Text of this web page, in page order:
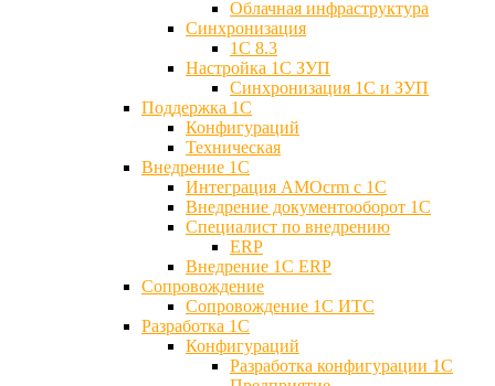
Облачная инфраструктура
Синхронизация
1С 8.3
Настройка 1С ЗУП
Синхронизация 1С и ЗУП
Поддержка 1С
Конфигураций
Техническая
Внедрение 1С
Интеграция AMOcrm с 1C
Внедрение документооборот 1С
Специалист по внедрению
ERP
Внедрение 1С ERP
Cопровождение
Cопровождение 1С ИТС
Разработка 1C
Конфигураций
Разработка конфигурации 1С